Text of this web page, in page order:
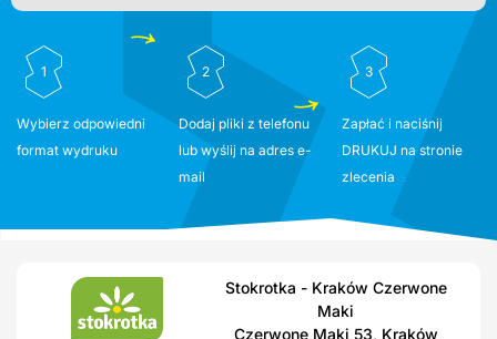
1
Wybierz odpowiedni
format wydruku
2
Dodaj pliki z telefonu
lub wyślij na adres e-
mail
3
Zapłać i naciśnij
DRUKUJ na stronie
zlecenia
Stokrotka - Kraków Czerwone
Maki
Czerwone Maki 53, Kraków